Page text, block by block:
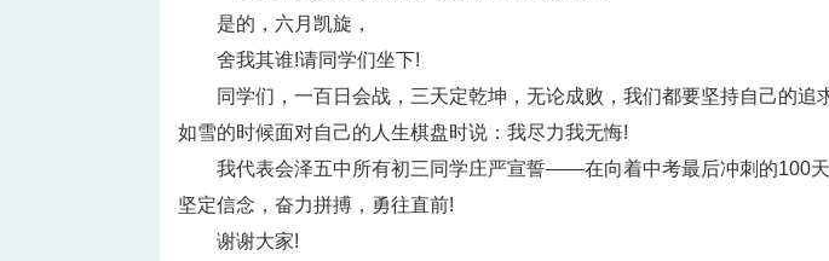
是的，六月凯旋，
舍我其谁!请同学们坐下!
同学们，一百日会战，三天定乾坤，无论成败，我们都要坚持自己的追
如雪的时候面对自己的人生棋盘时说：我尽力我无悔!
我代表会泽五中所有初三同学庄严宣誓——在向着中考最后冲刺的100天
坚定信念，奋力拼搏，勇往直前!
谢谢大家!